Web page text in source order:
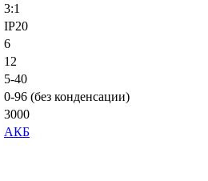
3:1
IP20
6
12
5-40
0-96 (без конденсации)
3000
АКБ